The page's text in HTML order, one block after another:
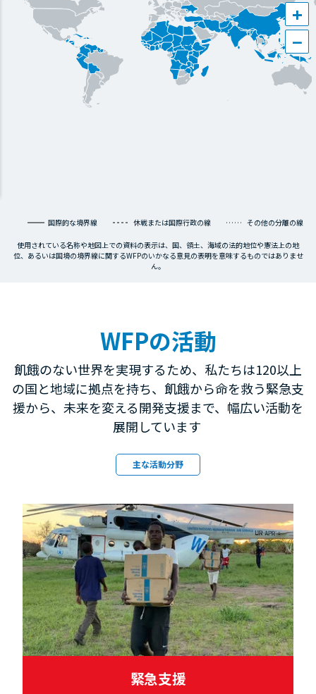
+
−
国際的な境界線 休戦または国際行政の線 その他の分離の線
使用されている名称や地図上での資料の表示は、国、領土、海域の法的地位や憲法上の地
位、あるいは国境の境界線に関するWFPのいかなる意見の表明を意味するものではありませ
ん。
WFPの活動
飢餓のない世界を実現するため、私たちは120以上
の国と地域に拠点を持ち、飢餓から命を救う緊急支
援から、未来を変える開発支援まで、幅広い活動を
展開しています
主な活動分野
緊急支援